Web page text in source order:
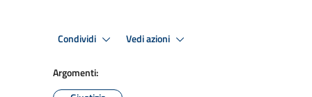
Condividi Vedi azioni
Argomenti: